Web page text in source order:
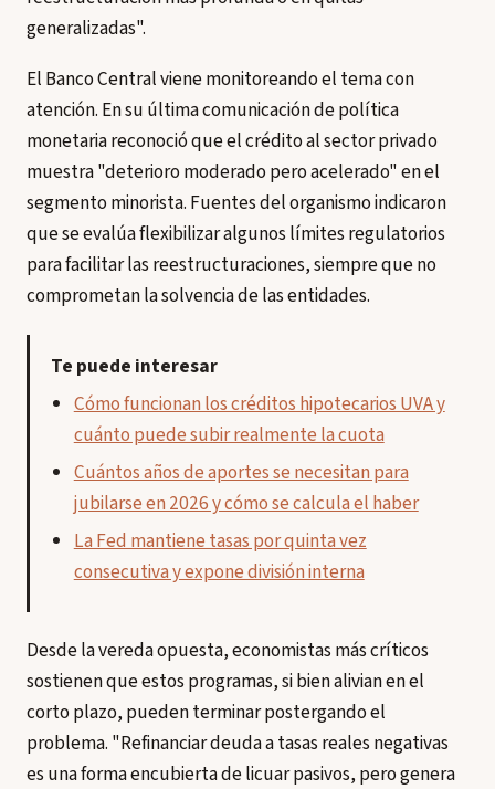
generalizadas".
El Banco Central viene monitoreando el tema con
atención. En su última comunicación de política
monetaria reconoció que el crédito al sector privado
muestra "deterioro moderado pero acelerado" en el
segmento minorista. Fuentes del organismo indicaron
que se evalúa flexibilizar algunos límites regulatorios
para facilitar las reestructuraciones, siempre que no
comprometan la solvencia de las entidades.
Te puede interesar
Cómo funcionan los créditos hipotecarios UVA y
cuánto puede subir realmente la cuota
Cuántos años de aportes se necesitan para
jubilarse en 2026 y cómo se calcula el haber
La Fed mantiene tasas por quinta vez
consecutiva y expone división interna
Desde la vereda opuesta, economistas más críticos
sostienen que estos programas, si bien alivian en el
corto plazo, pueden terminar postergando el
problema. "Refinanciar deuda a tasas reales negativas
es una forma encubierta de licuar pasivos, pero genera